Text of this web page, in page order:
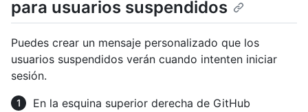
para usuarios suspendidos
Puedes crear un mensaje personalizado que los
usuarios suspendidos verán cuando intenten iniciar
sesión.
En la esquina superior derecha de GitHub